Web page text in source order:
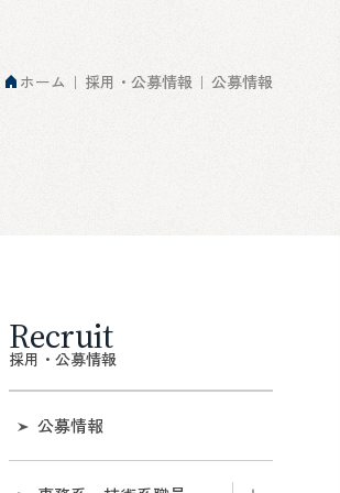
ホーム 採用・公募情報 公募情報
Recruit
採用・公募情報
公募情報